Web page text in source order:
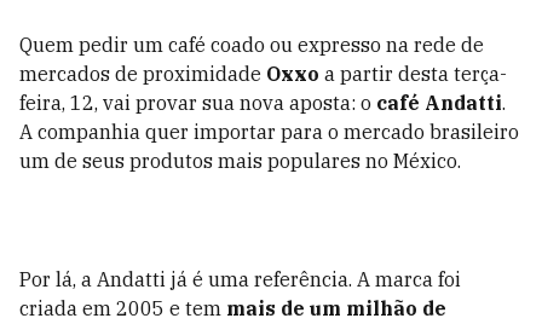
Quem pedir um café coado ou expresso na rede de
mercados de proximidade Oxxo a partir desta terça-
feira, 12, vai provar sua nova aposta: o café Andatti.
A companhia quer importar para o mercado brasileiro
um de seus produtos mais populares no México.
Por lá, a Andatti já é uma referência. A marca foi
criada em 2005 e tem mais de um milhão de